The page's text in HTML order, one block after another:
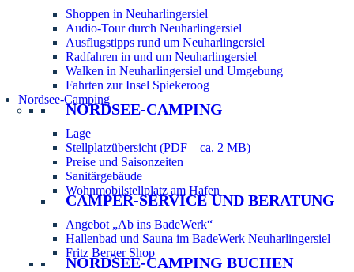
Shoppen in Neuharlingersiel
Audio-Tour durch Neuharlingersiel
Ausflugstipps rund um Neuharlingersiel
Radfahren in und um Neuharlingersiel
Walken in Neuharlingersiel und Umgebung
Fahrten zur Insel Spiekeroog
Nordsee-Camping
NORDSEE-CAMPING
Lage
Stellplatzübersicht (PDF – ca. 2 MB)
Preise und Saisonzeiten
Sanitärgebäude
Wohnmobilstellplatz am Hafen
CAMPER-SERVICE UND BERATUNG
Angebot „Ab ins BadeWerk“
Hallenbad und Sauna im BadeWerk Neuharlingersiel
Fritz Berger Shop
NORDSEE-CAMPING BUCHEN